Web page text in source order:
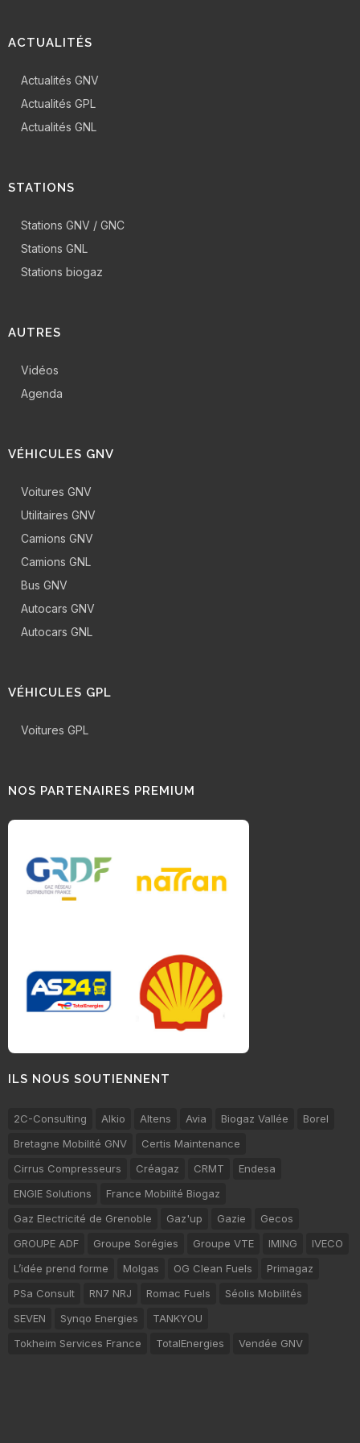
ACTUALITÉS
Actualités GNV
Actualités GPL
Actualités GNL
STATIONS
Stations GNV / GNC
Stations GNL
Stations biogaz
AUTRES
Vidéos
Agenda
VÉHICULES GNV
Voitures GNV
Utilitaires GNV
Camions GNV
Camions GNL
Bus GNV
Autocars GNV
Autocars GNL
VÉHICULES GPL
Voitures GPL
NOS PARTENAIRES PREMIUM
ILS NOUS SOUTIENNENT
2C-Consulting Alkio Altens Avia Biogaz Vallée
Borel
Bretagne Mobilité GNV
Certis Maintenance
Cirrus Compresseurs
Créagaz CRMT
Endesa
ENGIE Solutions
France Mobilité Biogaz
Gaz Electricité de Grenoble
Gaz'up Gazie
Gecos
GROUPE ADF
Groupe Sorégies Groupe VTE IMING
IVECO
L’idée prend forme
Molgas OG Clean Fuels
Primagaz
PSa Consult
RN7 NRJ Romac Fuels
Séolis Mobilités
SEVEN
Synqo Energies
TANKYOU
Tokheim Services France
TotalEnergies Vendée GNV